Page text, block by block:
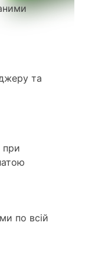
та
при
по всій